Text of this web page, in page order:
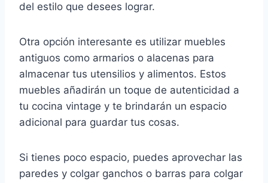
del estilo que desees lograr.
Otra opción interesante es utilizar muebles
antiguos como armarios o alacenas para
almacenar tus utensilios y alimentos. Estos
muebles añadirán un toque de autenticidad a
tu cocina vintage y te brindarán un espacio
adicional para guardar tus cosas.
Si tienes poco espacio, puedes aprovechar las
paredes y colgar ganchos o barras para colgar